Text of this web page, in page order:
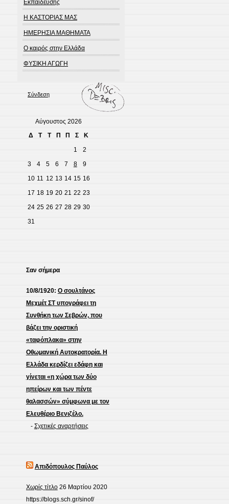
Εκπαίδευσης
Η ΚΑΣΤΟΡΙΑΣ ΜΑΣ
ΗΜΕΡΗΣΙΑ ΜΑΘΗΜΑΤΑ
Ο καιρός στην Ελλάδα
ΦΥΣΙΚΗ ΑΓΩΓΗ
Σύνδεση
Αύγουστος 2026
Δ
Τ Τ Π Π Σ
Κ
1
2
3
4 5 6 7 8
9
10 11 12 13 14 15 16
17 18 19 20 21 22 23
24 25 26 27 28 29 30
31
Σαν σήμερα
10/8/1920: Ο σουλτάνος
Μεχμέτ ΣΤ υπογράφει τη
Συνθήκη των Σεβρών, που
βάζει την οριστική
«ταφόπλακα» στην
Οθωμανική Αυτοκρατορία. Η
Ελλάδα κερδίζει εδάφη και
γίνεται «η χώρα των δύο
ηπείρων και των πέντε
θαλασσών» σύμφωνα με τον
Ελευθέριο Βενιζέλο.
- Σχετικές αναρτήσεις
Απιδόπουλος Παύλος
Χωρίς τίτλο 26 Μαρτίου 2020
https://blogs.sch.gr/sinof/